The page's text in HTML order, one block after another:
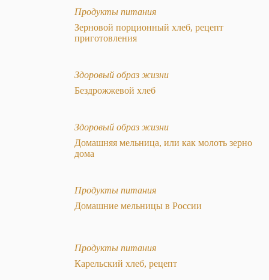
Продукты питания
Зерновой порционный хлеб, рецепт
приготовления
Здоровый образ жизни
Бездрожжевой хлеб
Здоровый образ жизни
Домашняя мельница, или как молоть зерно
дома
Продукты питания
Домашние мельницы в России
Продукты питания
Карельский хлеб, рецепт